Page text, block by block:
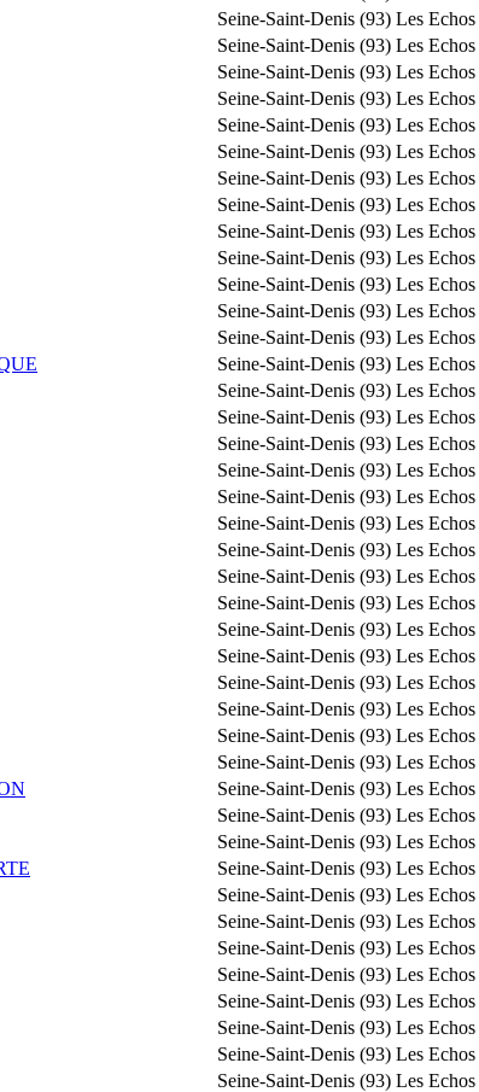
Seine-Saint-Denis (93) Les Echos
Seine-Saint-Denis (93) Les Echos
Seine-Saint-Denis (93) Les Echos
Seine-Saint-Denis (93) Les Echos
Seine-Saint-Denis (93) Les Echos
Seine-Saint-Denis (93) Les Echos
Seine-Saint-Denis (93) Les Echos
Seine-Saint-Denis (93) Les Echos
Seine-Saint-Denis (93) Les Echos
Seine-Saint-Denis (93) Les Echos
Seine-Saint-Denis (93) Les Echos
Seine-Saint-Denis (93) Les Echos
Seine-Saint-Denis (93) Les Echos
Seine-Saint-Denis (93) Les Echos
Seine-Saint-Denis (93) Les Echos
Seine-Saint-Denis (93) Les Echos
Seine-Saint-Denis (93) Les Echos
Seine-Saint-Denis (93) Les Echos
Seine-Saint-Denis (93) Les Echos
Seine-Saint-Denis (93) Les Echos
Seine-Saint-Denis (93) Les Echos
Seine-Saint-Denis (93) Les Echos
Seine-Saint-Denis (93) Les Echos
Seine-Saint-Denis (93) Les Echos
Seine-Saint-Denis (93) Les Echos
Seine-Saint-Denis (93) Les Echos
Seine-Saint-Denis (93) Les Echos
Seine-Saint-Denis (93) Les Echos
Seine-Saint-Denis (93) Les Echos
Seine-Saint-Denis (93) Les Echos
Seine-Saint-Denis (93) Les Echos
Seine-Saint-Denis (93) Les Echos
Seine-Saint-Denis (93) Les Echos
Seine-Saint-Denis (93) Les Echos
Seine-Saint-Denis (93) Les Echos
Seine-Saint-Denis (93) Les Echos
Seine-Saint-Denis (93) Les Echos
Seine-Saint-Denis (93) Les Echos
Seine-Saint-Denis (93) Les Echos
Seine-Saint-Denis (93) Les Echos
Seine-Saint-Denis (93) Les Echos